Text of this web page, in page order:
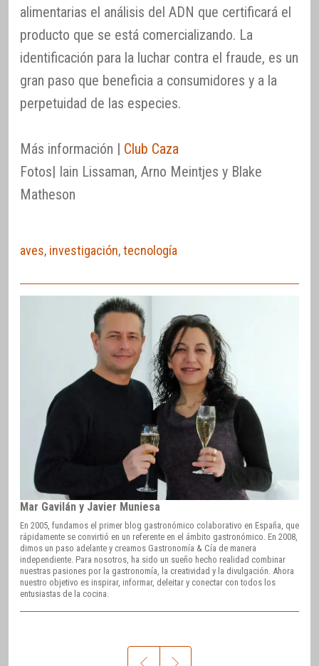
alimentarias el análisis del ADN que certificará el
producto que se está comercializando. La
identificación para la luchar contra el fraude, es un
gran paso que beneficia a consumidores y a la
perpetuidad de las especies.
Más información | Club Caza
Fotos| Iain Lissaman, Arno Meintjes y Blake
Matheson
aves, investigación,tecnología
Mar Gavilán y Javier Muniesa
En 2005, fundamos el primer blog gastronómico colaborativo en España, que
rápidamente se convirtió en un referente en el ámbito gastronómico. En 2008,
dimos un paso adelante y creamos Gastronomía & Cía de manera
independiente. Para nosotros, ha sido un sueño hecho realidad combinar
nuestras pasiones por la gastronomía, la creatividad y la divulgación. Ahora
nuestro objetivo es inspirar, informar, deleitar y conectar con todos los
entusiastas de la cocina.